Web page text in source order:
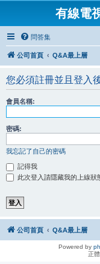
有線電
問答集
公司首頁 Q&A最上層
您必須註冊並且登入
會員名稱:
密碼:
我忘記了自己的密碼
記得我
此次登入請隱藏我的上線狀
公司首頁 Q&A最上層
Powered by
正